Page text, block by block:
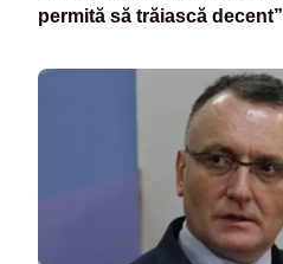
permită să trăiască decent”